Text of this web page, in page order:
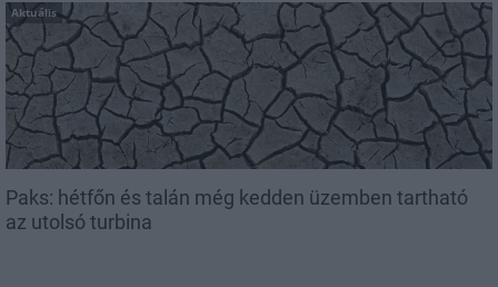
Aktuális
Paks: hétfőn és talán még kedden üzemben tartható
az utolsó turbina